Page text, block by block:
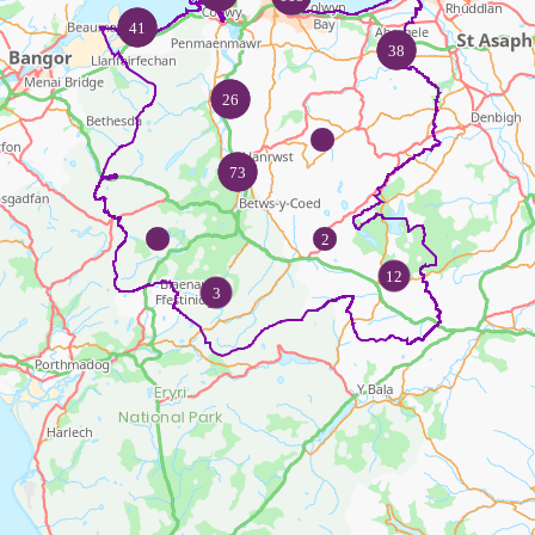
73
26
41
12
38
3
2